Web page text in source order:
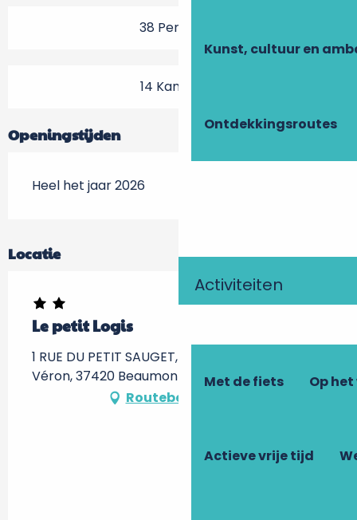
Kunst, cultuur en
Ontdekkingsroutes
Activiteiten
Met de fiets Op
Actieve vrije tijd
38 Personen
14 Kamer(s)
Openingstijden
Heel het jaar 2026
Locatie
Le petit Logis
1 RUE DU PETIT SAUGET, zone d'activités du
Véron, 37420 Beaumont-en-Véron
Routebeschrijving